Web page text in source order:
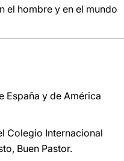
el hombre y en el mundo
España y de América
Colegio Internacional
Buen Pastor.